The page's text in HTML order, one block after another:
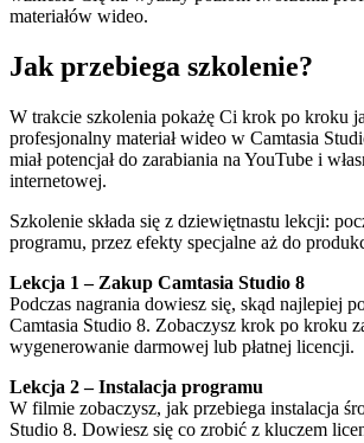
materiałów wideo.
Jak przebiega szkolenie?
W trakcie szkolenia pokażę Ci krok po kroku
profesjonalny materiał wideo w Camtasia
miał potencjał do zarabiania na YouTube i
internetowej.
Szkolenie składa się z dziewiętnastu lekcji:
programu, przez efekty specjalne aż do
Lekcja 1 – Zakup Camtasia Studio 8
Podczas nagrania dowiesz się, skąd najlepiej
Camtasia Studio 8. Zobaczysz krok po kroku
wygenerowanie darmowej lub płatnej licencji.
Lekcja 2 – Instalacja programu
W filmie zobaczysz, jak przebiega instalacja
Studio 8. Dowiesz się co zrobić z kluczem